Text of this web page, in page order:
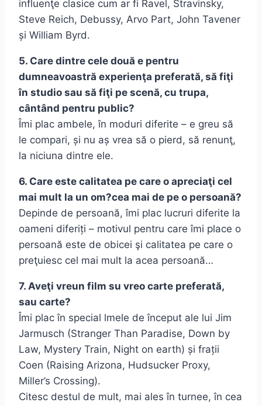
influenţe clasice cum ar fi Ravel, Stravinsky,
Steve Reich, Debussy, Arvo Part, John Tavener
și William Byrd.
5. Care dintre cele două e pentru
dumneavoastră experienţa preferată, să fiţi
în studio sau să fiţi pe scenă, cu trupa,
cântând pentru public?
Îmi plac ambele, în moduri diferite – e greu să
le compari, și nu aș vrea să o pierd, să renunţ,
la niciuna dintre ele.
6. Care este calitatea pe care o apreciaţi cel
mai mult la un om?cea mai de pe o persoană?
Depinde de persoană, îmi plac lucruri diferite la
oameni diferiți – motivul pentru care îmi place o
persoană este de obicei şi calitatea pe care o
preţuiesc cel mai mult la acea persoană…
7. Aveţi vreun film su vreo carte preferată,
sau carte?
Îmi plac în special lmele de început ale lui Jim
Jarmusch (Stranger Than Paradise, Down by
Law, Mystery Train, Night on earth) și frații
Coen (Raising Arizona, Hudsucker Proxy,
Miller’s Crossing).
Citesc destul de mult, mai ales în turnee, în cea